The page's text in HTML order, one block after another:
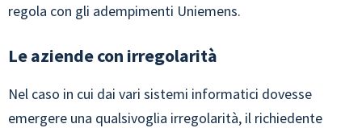
regola con gli adempimenti Uniemens.
Le aziende con irregolarità
Nel caso in cui dai vari sistemi informatici dovesse
emergere una qualsivoglia irregolarità, il richiedente